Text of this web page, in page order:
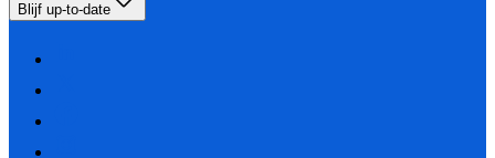
Blijf up-to-date